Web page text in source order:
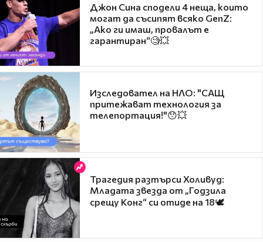
Джон Сина сподели 4 неща, които
могат да съсипят всяко GenZ:
„Ако ги имаш, провалът е
гарантиран“🧐💥
Изследовател на НЛО: "САЩ
притежават технология за
телепортация!"😯💥
Трагедия разтърси Холивуд:
Младата звезда от „Годзила
срещу Конг“ си отиде на 18🕊️